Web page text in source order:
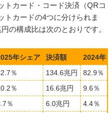
トカード・コード決済（QRコ
トカードの4つに分けられま
の構成比は次のとおりです。
年シェア 決済額
2024年
％ 134.6兆円
82.9％
％ 16.6兆円
9.6％
％ 6.0兆円
4.4％